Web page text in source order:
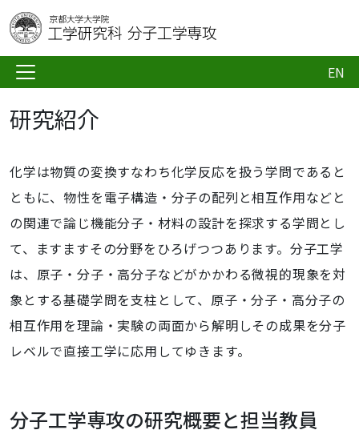
EN
研究紹介
化学は物質の変換すなわち化学反応を扱う学問であると
ともに、物性を電子構造・分子の配列と相互作用などと
の関連で論じ機能分子・材料の設計を探求する学問とし
て、ますますその分野をひろげつつあります。分子工学
は、原子・分子・高分子などがかかわる微視的現象を対
象とする基礎学問を支柱として、原子・分子・高分子の
相互作用を理論・実験の両面から解明しその成果を分子
レベルで直接工学に応用してゆきます。
分子工学専攻の研究概要と担当教員